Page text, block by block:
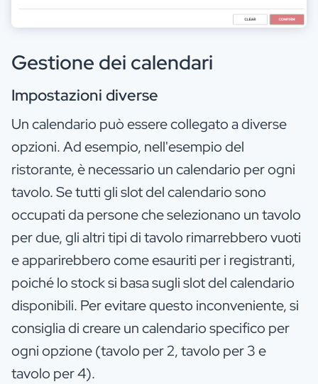
Gestione dei calendari
Impostazioni diverse
Un calendario può essere collegato a diverse
opzioni. Ad esempio, nell'esempio del
ristorante, è necessario un calendario per ogni
tavolo. Se tutti gli slot del calendario sono
occupati da persone che selezionano un tavolo
per due, gli altri tipi di tavolo rimarrebbero vuoti
e apparirebbero come esauriti per i registranti,
poiché lo stock si basa sugli slot del calendario
disponibili. Per evitare questo inconveniente, si
consiglia di creare un calendario specifico per
ogni opzione (tavolo per 2, tavolo per 3 e
tavolo per 4).